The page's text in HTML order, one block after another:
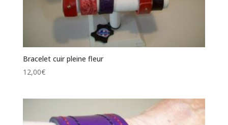
Bracelet cuir pleine fleur
12,00€